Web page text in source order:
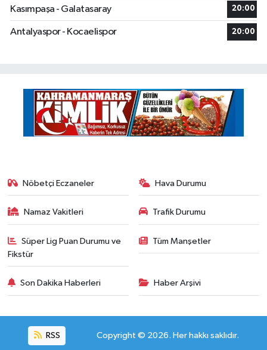
Kasımpaşa - Galatasaray 20:00
Antalyaspor - Kocaelispor 20:00
Nöbetçi Eczaneler Hava Durumu
Namaz Vakitleri Trafik Durumu
Süper Lig Puan Durumu ve
Fikstür
Tüm Manşetler
Son Dakika Haberleri Haber Arşivi
RSS Copyright © 2026. Her hakkı saklıdır.